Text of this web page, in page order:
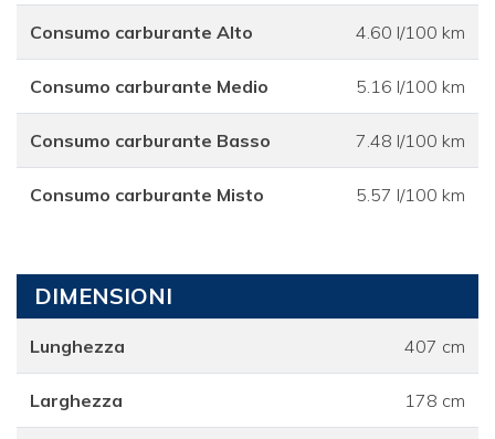
Consumo carburante Alto 4.60 l/100 km
Consumo carburante Medio 5.16 l/100 km
Consumo carburante Basso 7.48 l/100 km
Consumo carburante Misto 5.57 l/100 km
DIMENSIONI
Lunghezza 407 cm
Larghezza 178 cm